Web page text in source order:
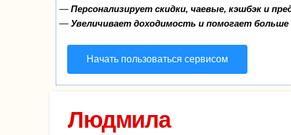
— Персонализирует скидки, чаевые, кэшбэк и
— Увеличивает доходимость и помогает
Начать пользоваться сервисом
Людмила